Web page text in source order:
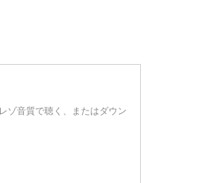
ゾ音質で聴く、またはダウン